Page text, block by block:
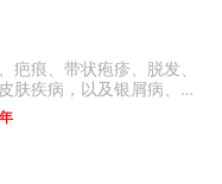
疤痕、带状疱疹、脱发、
肤疾病，以及银屑病、白
在皮肤病中西医结合抗复